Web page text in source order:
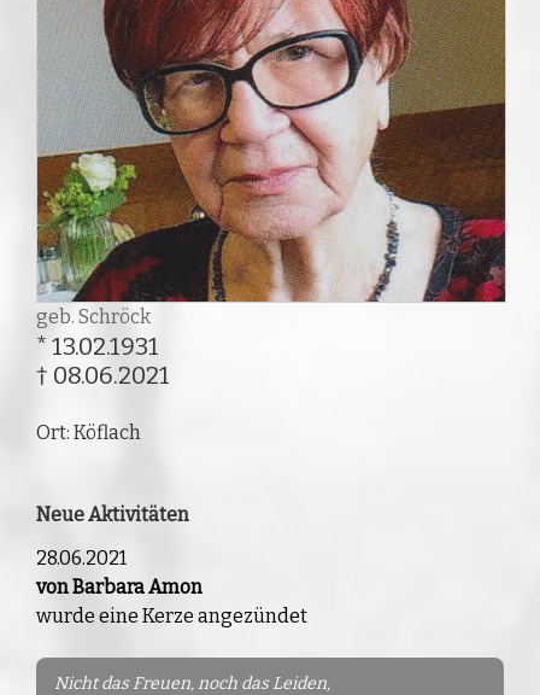
geb. Schröck
* 13.02.1931
† 08.06.2021
Ort: Köflach
Neue Aktivitäten
28.06.2021
von Barbara Amon
wurde eine Kerze angezündet
Nicht das Freuen, noch das Leiden,